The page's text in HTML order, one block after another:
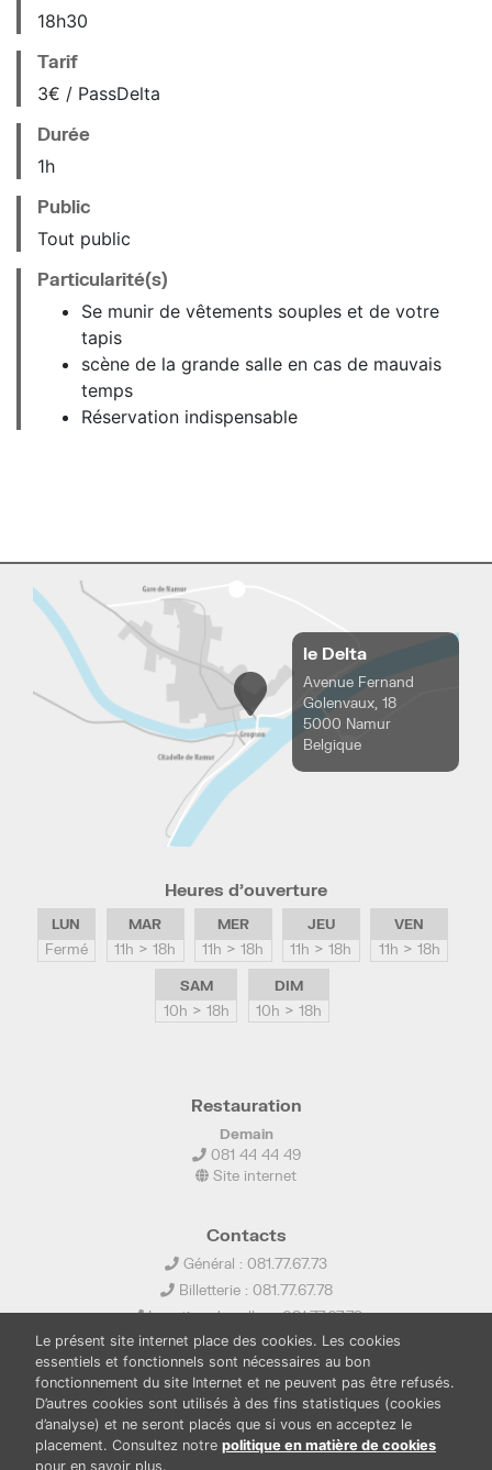
18h30
Tarif
3€ / PassDelta
Durée
1h
Public
Tout public
Particularité(s)
Se munir de vêtements souples et de votre
tapis
scène de la grande salle en cas de mauvais
temps
Réservation indispensable
le Delta
Avenue Fernand
Golenvaux, 18
5000 Namur
Belgique
Heures d’ouverture
LUN
Fermé
MAR
11h > 18h
MER
11h > 18h
JEU
11h > 18h
VEN
11h > 18h
SAM
10h > 18h
DIM
10h > 18h
Restauration
Demain
081 44 44 49
Site internet
Contacts
Général : 081.77.67.73
Billetterie : 081.77.67.78
Location de salles : 081.77.67.79
info@ledelta.be
Le présent site internet place des cookies. Les cookies
essentiels et fonctionnels sont nécessaires au bon
fonctionnement du site Internet et ne peuvent pas être refusés.
D’autres cookies sont utilisés à des fins statistiques (cookies
d’analyse) et ne seront placés que si vous en acceptez le
placement. Consultez notre politique en matière de cookies
pour en savoir plus.